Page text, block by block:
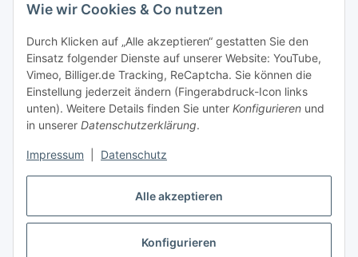
Alle akzeptieren
Konfigurieren
Wie wir Cookies & Co nutzen
Durch Klicken auf „Alle akzeptieren“ gestatten Sie den
Einsatz folgender Dienste auf unserer Website: YouTube,
Vimeo, Billiger.de Tracking, ReCaptcha. Sie können die
Einstellung jederzeit ändern (Fingerabdruck-Icon links
unten). Weitere Details finden Sie unter Konfigurieren und
in unserer Datenschutzerklärung.
Impressum Datenschutz
Beliebte Kategorien
Kompressionsversorgung